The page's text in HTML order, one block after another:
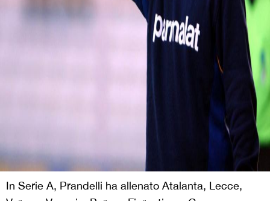
In Serie A, Prandelli ha allenato Atalanta, Lecce,